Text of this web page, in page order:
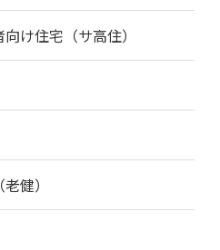
け住宅（サ高住）
健）